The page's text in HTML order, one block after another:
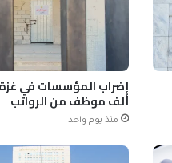
ألف موظف من الرواتب
منذ يوم واحد